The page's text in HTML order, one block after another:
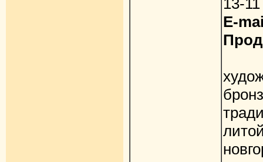
13-11
E-